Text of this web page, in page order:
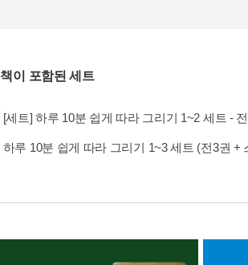
이 포함된 세트
[세트] 하루 10분 쉽게 따라 그리기 1~2 세트 -
하루 10분 쉽게 따라 그리기 1~3 세트 (전3권 +